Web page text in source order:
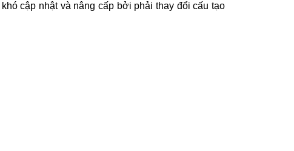
cập nhật và nâng cấp bởi phải thay đổi cấu tạo